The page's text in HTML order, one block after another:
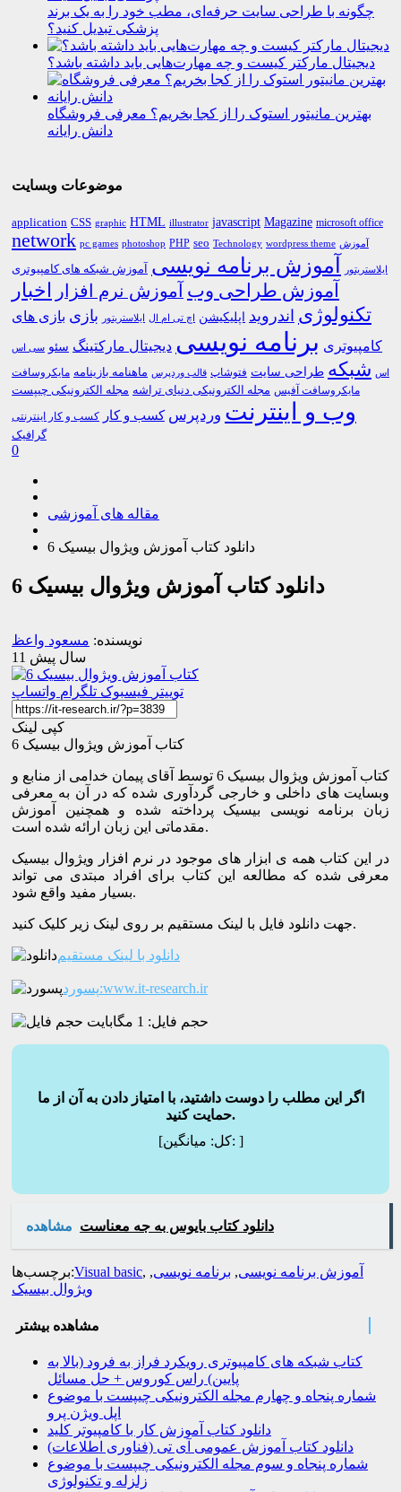
چگونه با طراحی سایت حرفه‌ای، مطب خود را به یک برند
پزشکی تبدیل کنید؟
دیجیتال مارکتر کیست و چه مهارت‌هایی باید داشته باشد؟
بهترین مانیتور استوک را از کجا بخریم؟ معرفی فروشگاه
دانش رایانه
موضوعات وبسایت
application CSS graphic HTML illustrator javascript Magazine microsoft office
network pc games photoshop PHP seo Technology wordpress theme آموزش
ایلاستریتور آموزش برنامه نویسی آموزش شبکه های کامپیوتری
آموزش طراحی وب آموزش نرم افزار اخبار
تکنولوژی اندروید اپلیکیشن اچ تی ام ال ایلاستریتور بازی بازی های
کامپیوتری برنامه نویسی دیجیتال مارکتینگ سئو سی اس
اس شبکه طراحی سایت فتوشاپ قالب وردپرس ماهنامه بازینامه مایکروسافت
مایکروسافت آفیس مجله الکترونیکی دنیای تراشه مجله الکترونیکی چیپست
وب و اینترنت وردپرس کسب و کار کسب و کار اینترنتی
گرافیک
0
مقاله های آموزشی
دانلود کتاب آموزش ویژوال بیسیک 6
دانلود کتاب آموزش ویژوال بیسیک 6
نویسنده: مسعود واعظ
11 سال پیش
توییتر فیسبوک تلگرام واتساپ
کپی لینک
کتاب آموزش ویژوال بیسیک 6
کتاب آموزش ویژوال بیسیک 6 توسط آقای پیمان خدامی از منابع و
وبسایت های داخلی و خارجی گردآوری شده که در آن به معرفی
زبان برنامه نویسی بیسیک پرداخته شده و همچنین آموزش
مقدماتی این زبان ارائه شده است.
در این کتاب همه ی ابزار های موجود در نرم افزار ویژوال بیسیک
معرفی شده که مطالعه این کتاب برای افراد مبتدی می تواند
بسیار مفید واقع شود.
جهت دانلود فایل با لینک مستقیم بر روی لینک زیر کلیک کنید.
دانلود با لینک مستقیم
پسورد:www.it-research.ir
حجم فایل: 1 مگابایت
اگر این مطلب را دوست داشتید، با امتیاز دادن به آن از ما
حمایت کنید.
[کل:میانگین: ]
مشاهده دانلود کتاب بایوس به جه معناست
برچسب‌ها:Visual basic, آموزش برنامه نویسی, برنامه نویسی,
ویژوال بیسیک
مشاهده بیشتر
کتاب شبکه های کامپیوتری رویکرد فراز به فرود (بالا به
پایین) راس کوروس + حل مسائل
شماره پنجاه و چهارم مجله الکترونیکی چیپست با موضوع
اپل ویژن پرو
دانلود کتاب آموزش کار با کامپیوتر کلید
دانلود کتاب آموزش عمومی آی تی (فناوری اطلاعات)
شماره پنجاه و سوم مجله الکترونیکی چیپست با موضوع
زلزله و تکنولوژی